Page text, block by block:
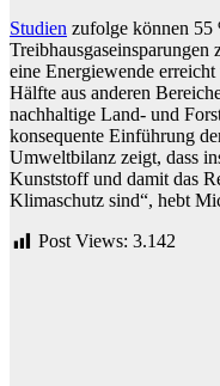
Studien zufolge können 55
eine Energiewende
Hälfte aus anderen
nachhaltige Land- und
konsequente Einführung
Umweltbilanz zeigt, dass
Kunststoff und damit das
Klimaschutz sind“, hebt
Post Views: 3.142